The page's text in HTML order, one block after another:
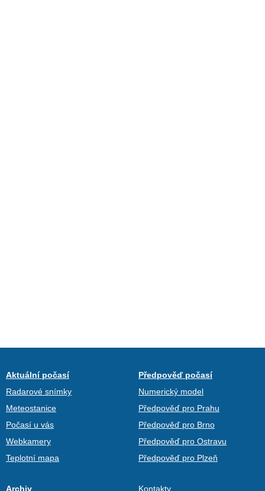
Aktuální počasí
Radarové snímky
Meteostanice
Počasí u vás
Webkamery
Teplotní mapa
Předpověď počasí
Numerický model
Předpověď pro Prahu
Předpověď pro Brno
Předpověď pro Ostravu
Předpověď pro Plzeň
Archiv Kontakty